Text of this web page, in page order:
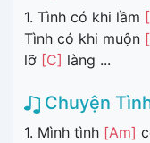
1. Tình có khi lầm
Tình có khi muộn
lỡ [C] làng ...
Chuyện
1. Mình tình [Am]